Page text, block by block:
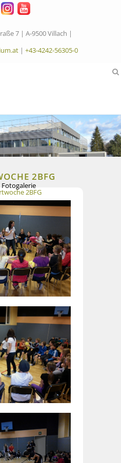
7 | A-9500 Villach |
| +43-4242-56305-0
2BFG
Fotogalerie
2BFG